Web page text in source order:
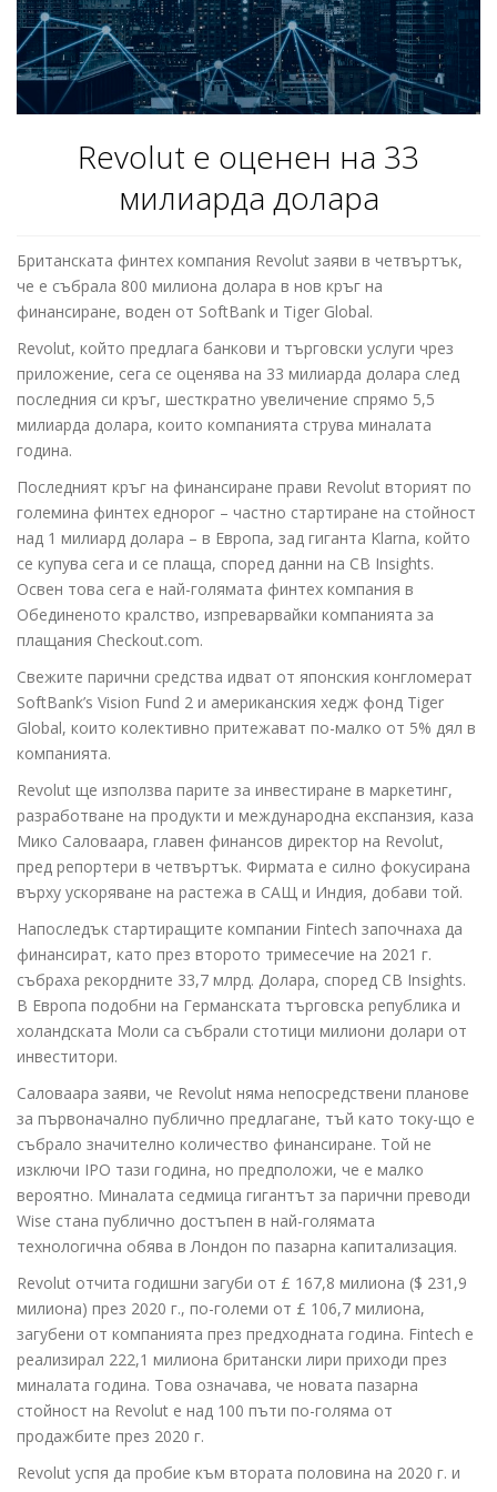
Revolut е оценeн на 33
милиарда долара
Британската финтех компания Revolut заяви в четвъртък,
че е събрала 800 милиона долара в нов кръг на
финансиране, воден от SoftBank и Tiger Global.
Revolut, който предлага банкови и търговски услуги чрез
приложение, сега се оценява на 33 милиарда долара след
последния си кръг, шесткратно увеличение спрямо 5,5
милиарда долара, които компанията струва миналата
година.
Последният кръг на финансиране прави Revolut вторият по
големина финтех еднорог – частно стартиране на стойност
над 1 милиард долара – в Европа, зад гиганта Klarna, който
се купува сега и се плаща, според данни на CB Insights.
Освен това сега е най-голямата финтех компания в
Обединеното кралство, изпреварвайки компанията за
плащания Checkout.com.
Свежите парични средства идват от японския конгломерат
SoftBank’s Vision Fund 2 и американския хедж фонд Tiger
Global, които колективно притежават по-малко от 5% дял в
компанията.
Revolut ще използва парите за инвестиране в маркетинг,
разработване на продукти и международна експанзия, каза
Мико Саловаара, главен финансов директор на Revolut,
пред репортери в четвъртък. Фирмата е силно фокусирана
върху ускоряване на растежа в САЩ и Индия, добави той.
Напоследък стартиращите компании Fintech започнаха да
финансират, като през второто тримесечие на 2021 г.
събраха рекордните 33,7 млрд. Долара, според CB Insights.
В Европа подобни на Германската търговска република и
холандската Моли са събрали стотици милиони долари от
инвеститори.
Саловаара заяви, че Revolut няма непосредствени планове
за първоначално публично предлагане, тъй като току-що е
събрало значително количество финансиране. Той не
изключи IPO тази година, но предположи, че е малко
вероятно. Миналата седмица гигантът за парични преводи
Wise стана публично достъпен в най-голямата
технологична обява в Лондон по пазарна капитализация.
Revolut отчита годишни загуби от £ 167,8 милиона ($ 231,9
милиона) през 2020 г., по-големи от £ 106,7 милиона,
загубени от компанията през предходната година. Fintech е
реализирал 222,1 милиона британски лири приходи през
миналата година. Това означава, че новата пазарна
стойност на Revolut е над 100 пъти по-голяма от
продажбите през 2020 г.
Revolut успя да пробие към втората половина на 2020 г. и